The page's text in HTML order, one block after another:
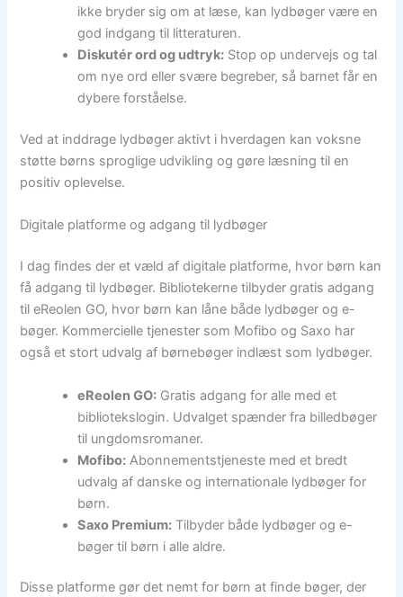
ikke bryder sig om at læse, kan lydbøger være en
god indgang til litteraturen.
Diskutér ord og udtryk: Stop op undervejs og tal
om nye ord eller svære begreber, så barnet får en
dybere forståelse.
Ved at inddrage lydbøger aktivt i hverdagen kan voksne
støtte børns sproglige udvikling og gøre læsning til en
positiv oplevelse.
Digitale platforme og adgang til lydbøger
I dag findes der et væld af digitale platforme, hvor børn kan
få adgang til lydbøger. Bibliotekerne tilbyder gratis adgang
til eReolen GO, hvor børn kan låne både lydbøger og e-
bøger. Kommercielle tjenester som Mofibo og Saxo har
også et stort udvalg af børnebøger indlæst som lydbøger.
eReolen GO: Gratis adgang for alle med et
bibliotekslogin. Udvalget spænder fra billedbøger
til ungdomsromaner.
Mofibo: Abonnementstjeneste med et bredt
udvalg af danske og internationale lydbøger for
børn.
Saxo Premium: Tilbyder både lydbøger og e-
bøger til børn i alle aldre.
Disse platforme gør det nemt for børn at finde bøger, der